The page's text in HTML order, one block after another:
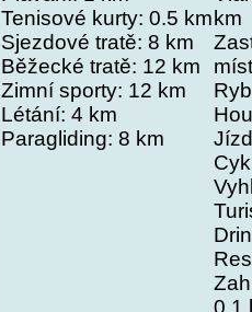
Tenisové kurty: 0.5 km
Sjezdové tratě: 8 km
Běžecké tratě: 12 km
Zimní sporty: 12 km
Létání: 4 km
Paragliding: 8 km
km
0.1